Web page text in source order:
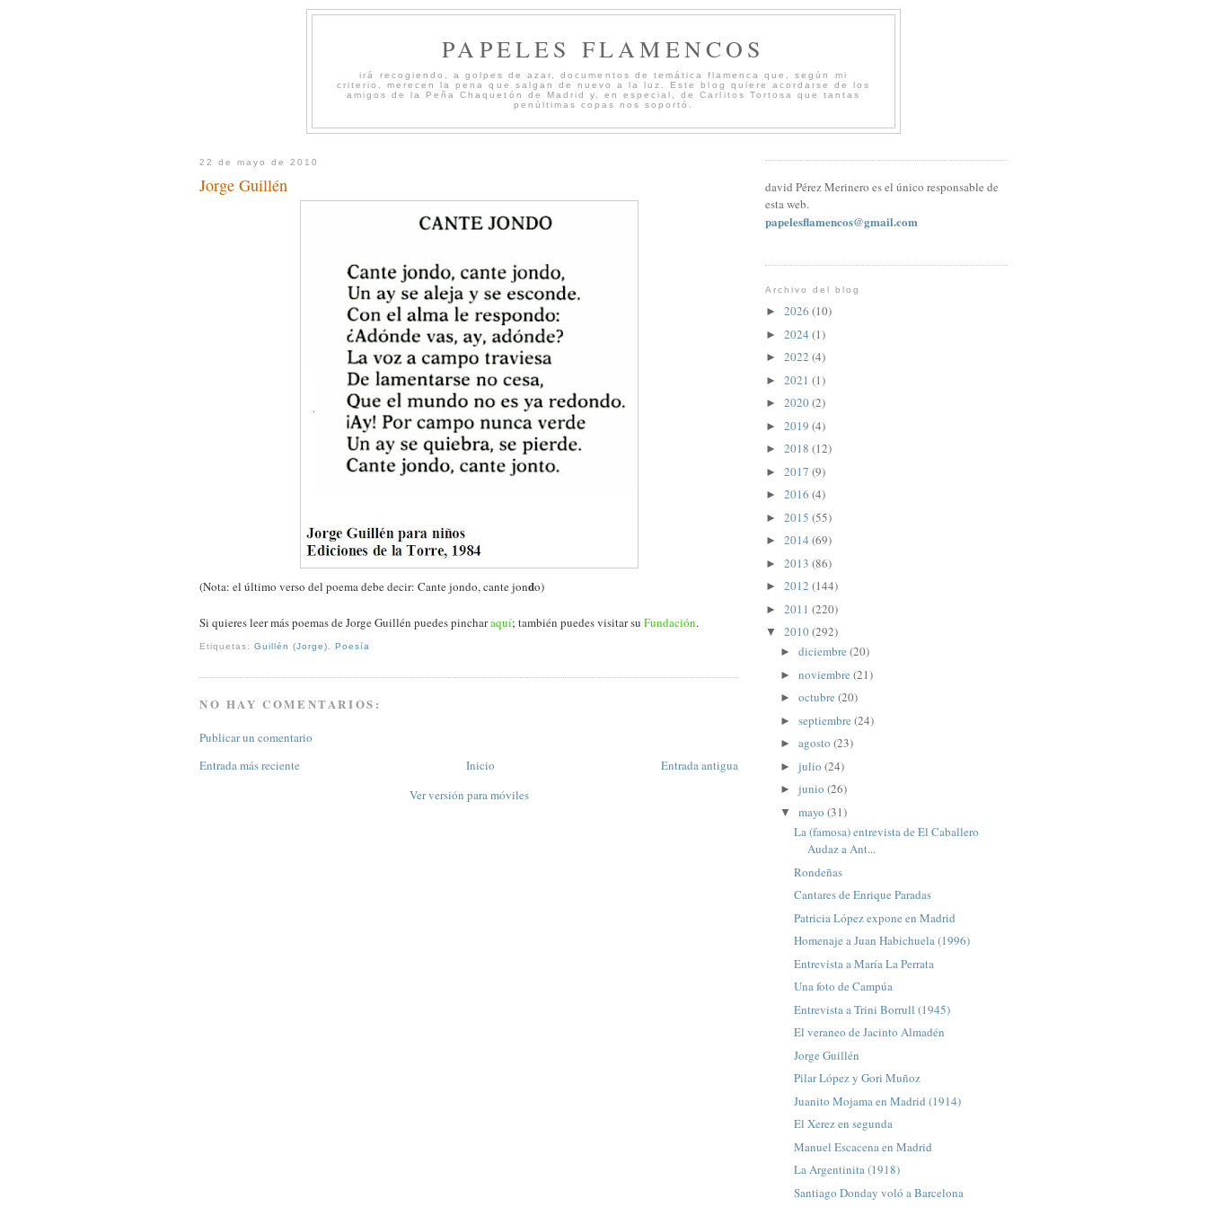
PAPELES FLAMENCOS
irá recogiendo, a golpes de azar, documentos de temática flamenca que, según mi
criterio, merecen la pena que salgan de nuevo a la luz. Este blog quiere acordarse de los
amigos de la Peña Chaquetón de Madrid y, en especial, de Carlitos Tortosa que tantas
penúltimas copas nos soportó.
22 de mayo de 2010
Jorge Guillén
(Nota: el último verso del poema debe decir: Cante jondo, cante jondo)
Si quieres leer más poemas de Jorge Guillén puedes pincharaquí; también puedes visitar su Fundación.
Etiquetas:Guillén (Jorge) ,Poesía
NO HAY COMENTARIOS:
Publicar un comentario
Entrada más reciente
Entrada antigua
Inicio
Ver versión para móviles
david Pérez Merinero es el único responsable de
esta web.
papelesflamencos@gmail.com
Archivo del blog
► 2026 (10)
► 2024 (1)
► 2022 (4)
► 2021 (1)
► 2020(2)
► 2019 (4)
► 2018 (12)
► 2017 (9)
► 2016 (4)
► 2015 (55)
► 2014 (69)
► 2013 (86)
► 2012 (144)
► 2011 (220)
▼ 2010(292)
► diciembre (20)
► noviembre (21)
► octubre (20)
► septiembre (24)
► agosto (23)
► julio (24)
► junio (26)
▼ mayo (31)
La (famosa) entrevista de El Caballero
Audaz a Ant...
Rondeñas
Cantares de Enrique Paradas
Patricia López expone en Madrid
Homenaje a Juan Habichuela (1996)
Entrevista a María La Perrata
Una foto de Campúa
Entrevista a Trini Borrull (1945)
El veraneo de Jacinto Almadén
Jorge Guillén
Pilar López y Gori Muñoz
Juanito Mojama en Madrid (1914)
El Xerez en segunda
Manuel Escacena en Madrid
La Argentinita (1918)
Santiago Donday voló a Barcelona